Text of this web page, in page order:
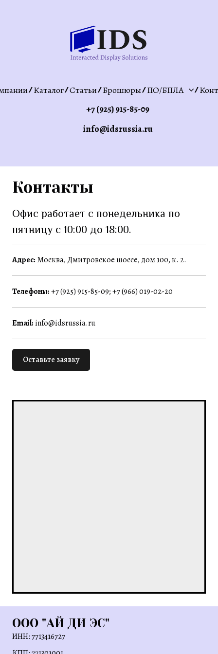
Каталог Статьи Брошюры ПО/БПЛА
+7 (925) 915-85-09
info@idsrussia.ru
Контакты
Офис работает с понедельника по
пятницу с 10:00 до 18:00.
Адрес: Москва, Дмитровское шоссе, дом 100, к. 2.
Телефоны:+7 (925) 915-85-09; +7 (966) 019-02-20
Email: info@idsrussia.ru
Оставьте заявку
ООО "АЙ ДИ ЭС"
ИНН: 7713416727